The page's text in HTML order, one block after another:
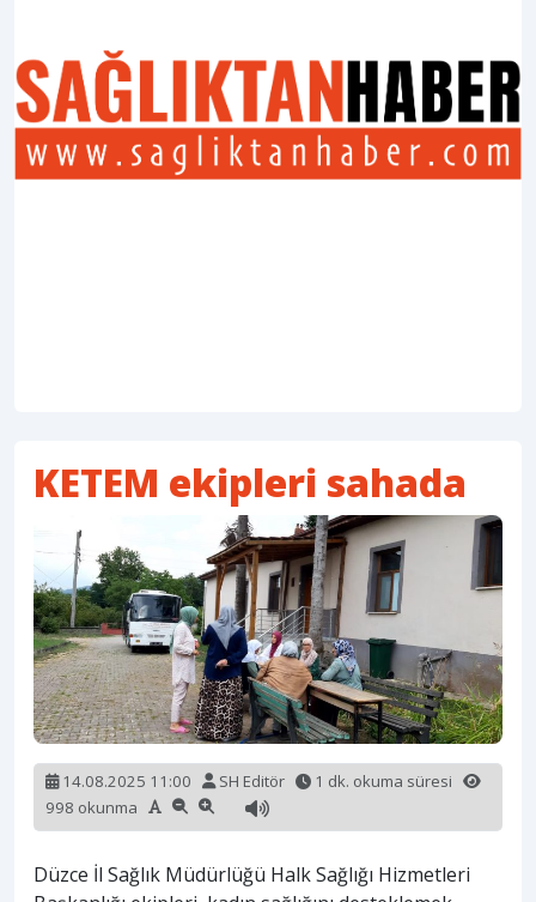
KETEM ekipleri sahada
14.08.2025 11:00 SH Editör
1 dk. okuma süresi
998 okunma
Düzce İl Sağlık Müdürlüğü Halk Sağlığı Hizmetleri